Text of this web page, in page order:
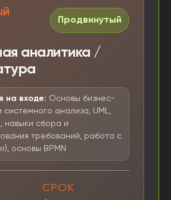
Продвинутый
аналитика /
на входе: Основы бизнес-
системного анализа, UML,
навыки сбора и
требований, работа с
основы BPMN
СРОК